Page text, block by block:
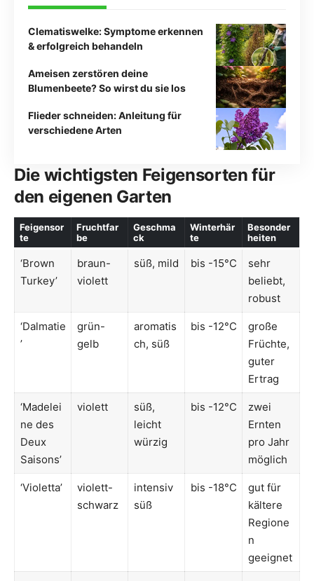
Clematiswelke: Symptome erkennen
& erfolgreich behandeln
Ameisen zerstören deine
Blumenbeete? So wirst du sie los
Flieder schneiden: Anleitung für
verschiedene Arten
Die wichtigsten Feigensorten für
den eigenen Garten
Feigensor
te
Fruchtfar
be
Geschma
ck
Winterhär
te
Besonder
heiten
‘Brown
Turkey’
braun-
violett
süß, mild bis -15°C
sehr
beliebt,
robust
‘Dalmatie
’
grün-
gelb
aromatis
ch, süß
bis -12°C
große
Früchte,
guter
Ertrag
‘Madelei
ne des
Deux
Saisons’
violett
süß,
leicht
würzig
bis -12°C
zwei
Ernten
pro Jahr
möglich
‘Violetta’
violett-
schwarz
intensiv
süß
bis -18°C
gut für
kältere
Regione
n
geeignet